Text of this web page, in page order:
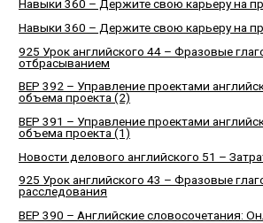
Навыки 360 – Держите свою карьеру на
Навыки 360 – Держите свою карьеру на
925 Урок английского 44 – Фразовые
отбрасыванием
BEP 392 – Управление проектами
объема проекта (2)
BEP 391 – Управление проектами
объема проекта (1)
Новости делового английского 51 –
925 Урок английского 43 – Фразовые
расследования
BEP 390 – Английские словосочетания: